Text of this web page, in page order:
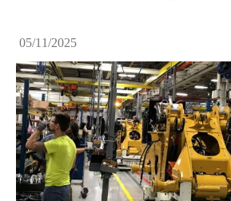
05/11/2025